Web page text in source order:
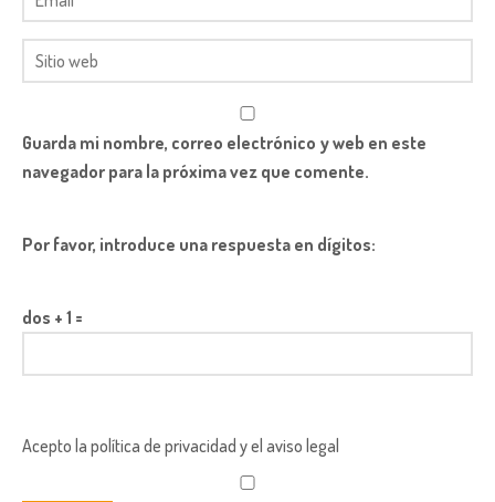
Guarda mi nombre, correo electrónico y web en este
navegador para la próxima vez que comente.
Por favor, introduce una respuesta en dígitos:
dos + 1 =
Acepto la política de privacidad y el aviso legal